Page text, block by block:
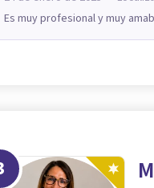
Es muy profesional y muy